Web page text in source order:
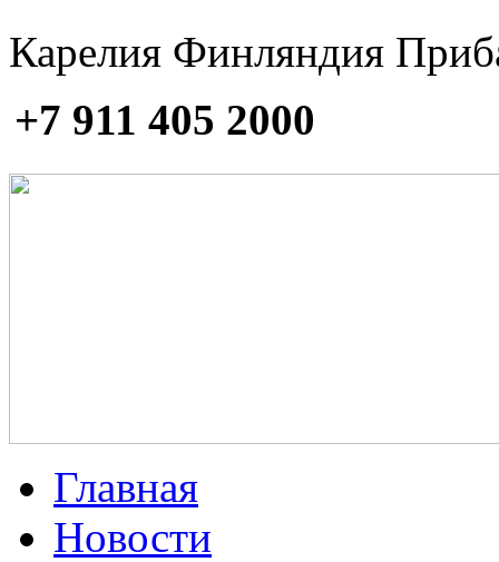
Карелия Финляндия
+7 911 405 2000
Главная
Новости